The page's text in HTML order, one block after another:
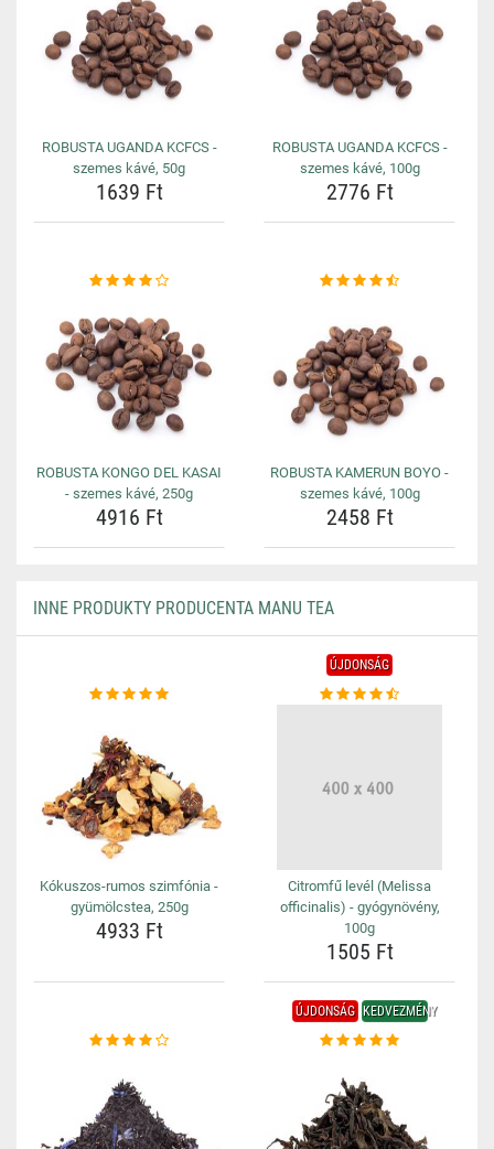
ROBUSTA UGANDA KCFCS -
szemes kávé, 50g
1639 Ft
ROBUSTA UGANDA KCFCS -
szemes kávé, 100g
2776 Ft
ROBUSTA KONGO DEL KASAI
- szemes kávé, 250g
4916 Ft
ROBUSTA KAMERUN BOYO -
szemes kávé, 100g
2458 Ft
INNE PRODUKTY PRODUCENTA MANU TEA
Kókuszos-rumos szimfónia -
gyümölcstea, 250g
4933 Ft
ÚJDONSÁG
Citromfű levél (Melissa
officinalis) - gyógynövény,
100g
1505 Ft
ÚJDONSÁG KEDVEZMÉNY